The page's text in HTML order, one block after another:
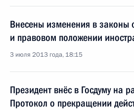
Внесены изменения в законы
и правовом положении
3 июля 2013 года, 18:15
Президент внёс в Госдуму на
Протокол о прекращении